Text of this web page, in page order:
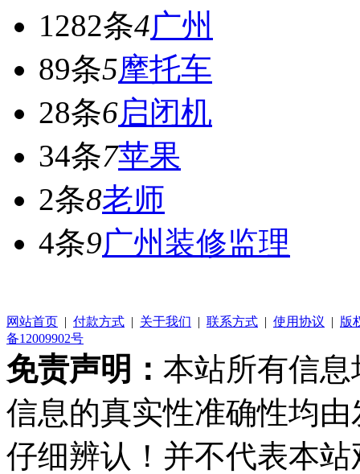
1282条4广州
89条5摩托车
28条6启闭机
34条7苹果
2条8老师
4条9广州装修监理
网站首页 | 付款方式 | 关于我们 | 联系方式 | 使用协议 | 版
备12009902号
免责声明： 本站所有信
信息的真实性准确性均
仔细辨认！并不代表本站